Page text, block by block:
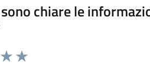
chiare le
stelle la pagina